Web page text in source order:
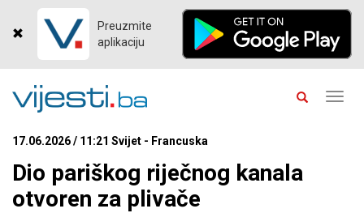
Preuzmite
aplikaciju
17.06.2026 / 11:21 Svijet - Francuska
Dio pariškog riječnog kanala
otvoren za plivače